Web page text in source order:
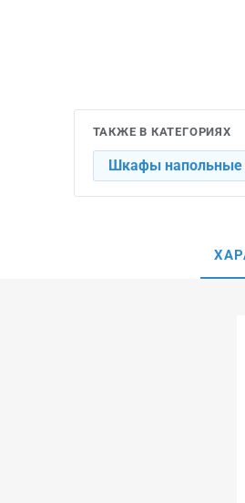
ТАКЖЕ В КАТЕГОРИЯХ
Шкафы напольные